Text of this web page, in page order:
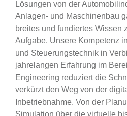
Lösungen von der
Anlagen- und Maschinenbau
breites und fundiertes Wissen
Aufgabe. Unsere Kompetenz
und Steuerungstechnik in
jahrelangen Erfahrung im
Engineering reduziert die
verkürzt den Weg von der
Inbetriebnahme. Von der